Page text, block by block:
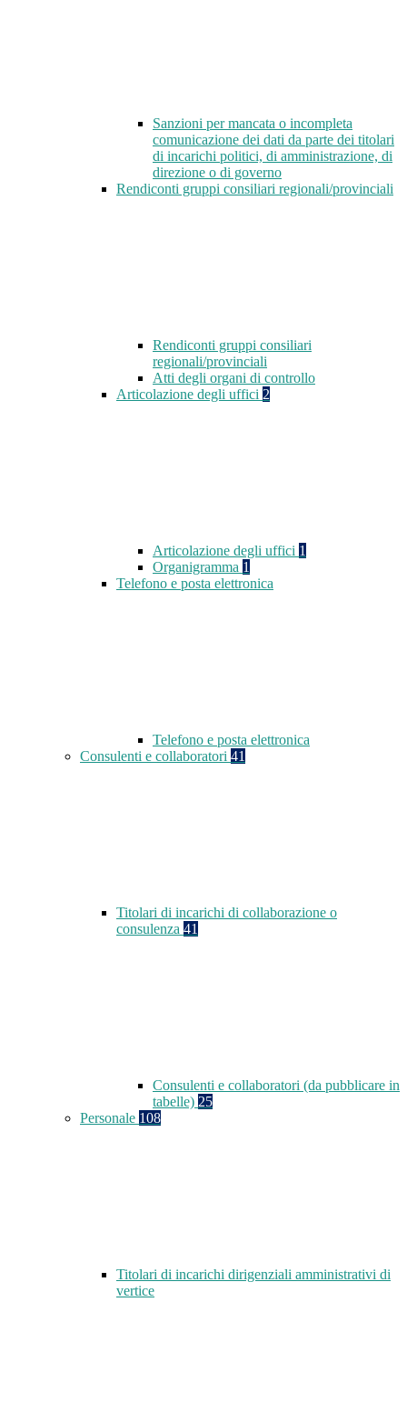
Sanzioni per mancata o incompleta
comunicazione dei dati da parte dei titolari
di incarichi politici, di amministrazione, di
direzione o di governo
Rendiconti gruppi consiliari regionali/provinciali
Rendiconti gruppi consiliari
regionali/provinciali
Atti degli organi di controllo
Articolazione degli uffici 2
Articolazione degli uffici 1
Organigramma 1
Telefono e posta elettronica
Telefono e posta elettronica
Consulenti e collaboratori 41
Titolari di incarichi di collaborazione o
consulenza 41
Consulenti e collaboratori (da pubblicare in
tabelle) 25
Personale 108
Titolari di incarichi dirigenziali amministrativi di
vertice